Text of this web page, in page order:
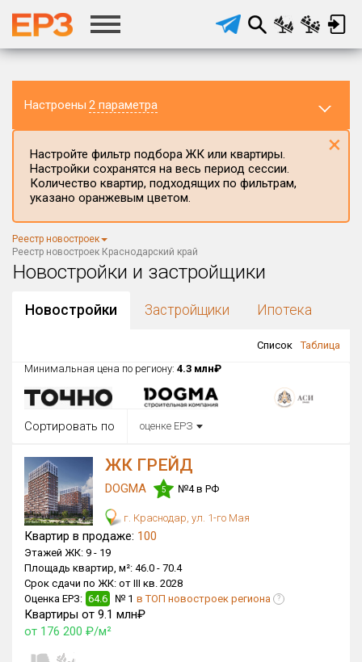
Настроены 2 параметра
Краснодарский край
Район в регионе
Все
Район в городе
Цена
от
Общая площадь, м²
от
Срок сдачи
от до
Вид объекта
Настройте фильтр подбора ЖК или квартиры.
Настройки сохранятся на весь период сессии.
Количество квартир, подходящих по фильтрам,
указано оранжевым цветом.
×
Реестр новостроек
Реестр новостроек Краснодарский край
Новостройки и застройщики
Новостройки Застройщики Ипотека
Список
Таблица
Минимальная цена по региону: 4.3 млн₽
Сортировать по оценке ЕРЗ
ЖК ГРЕЙД
DOGMA 5 №4 в РФ
г. Краснодар, ул. 1-го Мая
Квартир в продаже: 100
Этажей ЖК: 9 - 19
Площадь квартир, м²: 46.0 - 70.4
Срок сдачи по ЖК: от III кв. 2028
Оценка ЕРЗ: 64.6 № 1 в ТОП новостроек региона ?
Квартиры от 9.1 млн₽
от 176 200 ₽/м²